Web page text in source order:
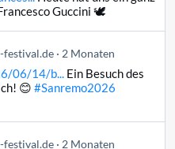
Guccini 🕊️
festival.de 2 Monaten
06/14/b...Ein Besuch des
😊 #Sanremo2026
festival.de 2 Monaten